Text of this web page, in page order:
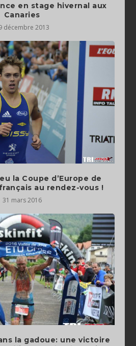
en stage hivernal aux
Canaries
décembre 2013
la Coupe d’Europe de
au rendez-vous !
31 mars 2016
la gadoue: une victoire